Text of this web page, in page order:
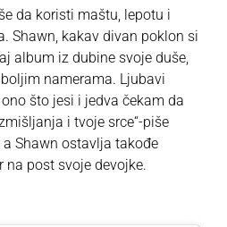
da koristi maštu, lepotu i
Shawn, kakav divan poklon si
album iz dubine svoje duše,
namerama. Ljubavi
što jesi i jedva čekam da
i tvoje srce“-piše
Shawn ostavlja takođe
na post svoje devojke.